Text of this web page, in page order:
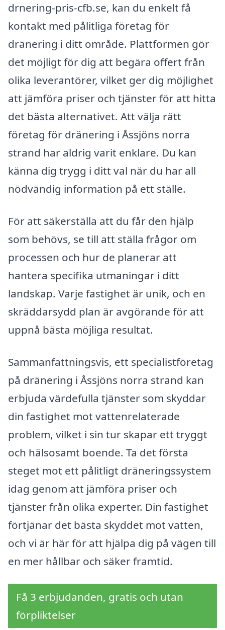
drnering-pris-cfb.se, kan du enkelt få
kontakt med pålitliga företag för
dränering i ditt område. Plattformen gör
det möjligt för dig att begära offert från
olika leverantörer, vilket ger dig möjlighet
att jämföra priser och tjänster för att hitta
det bästa alternativet. Att välja rätt
företag för dränering i Åssjöns norra
strand har aldrig varit enklare. Du kan
känna dig trygg i ditt val när du har all
nödvändig information på ett ställe.
För att säkerställa att du får den hjälp
som behövs, se till att ställa frågor om
processen och hur de planerar att
hantera specifika utmaningar i ditt
landskap. Varje fastighet är unik, och en
skräddarsydd plan är avgörande för att
uppnå bästa möjliga resultat.
Sammanfattningsvis, ett specialistföretag
på dränering i Åssjöns norra strand kan
erbjuda värdefulla tjänster som skyddar
din fastighet mot vattenrelaterade
problem, vilket i sin tur skapar ett tryggt
och hälsosamt boende. Ta det första
steget mot ett pålitligt dräneringssystem
idag genom att jämföra priser och
tjänster från olika experter. Din fastighet
förtjänar det bästa skyddet mot vatten,
och vi är här för att hjälpa dig på vägen till
en mer hållbar och säker framtid.
Få 3 erbjudanden, gratis och utan
förpliktelser